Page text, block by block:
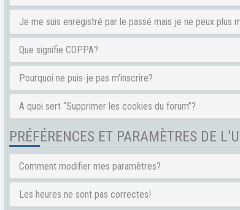
Je me suis enregistré par le passé mais je ne peux plus
Que signifie COPPA?
Pourquoi ne puis-je pas m’inscrire?
A quoi sert “Supprimer les cookies du forum”?
PRÉFÉRENCES ET PARAMÈTRES DE
Comment modifier mes paramètres?
Les heures ne sont pas correctes!